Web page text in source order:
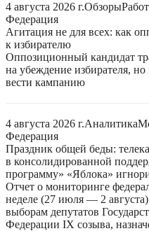
4 августа 2026 г.Обзоры
Федерация
Агитация не для всех: как
к избирателю
Оппозиционный кандидат
на убеждение избирателя,
вести кампанию
4 августа 2026 г.Аналитика
Федерация
Праздник общей беды:
в консолидированной
программу» «Яблока»
Отчет о мониторинге
неделе (27 июля — 2
выборам депутатов
Федерации IX созыва,